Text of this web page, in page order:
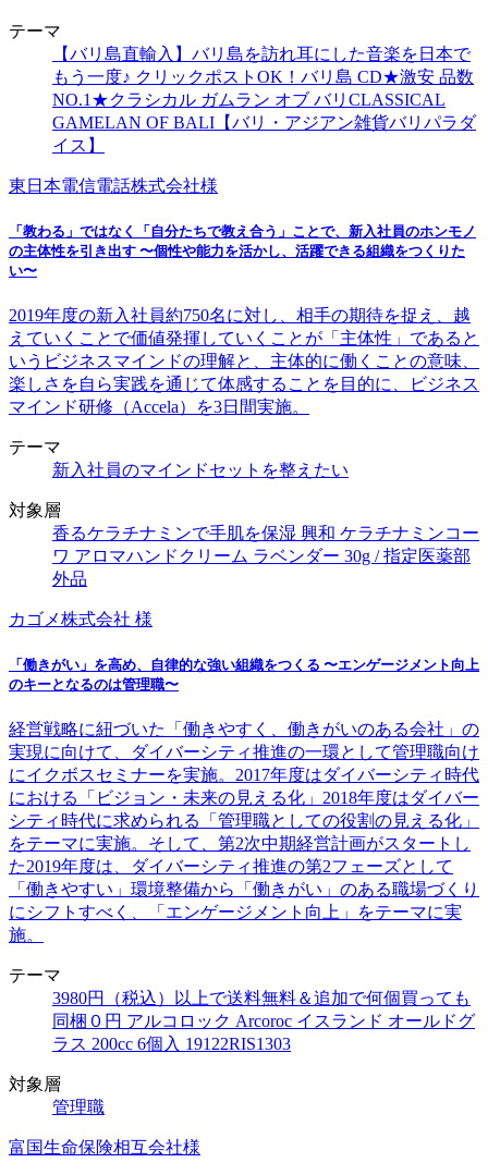
テーマ
【バリ島直輸入】バリ島を訪れ耳にした音楽を日本で
もう一度♪ クリックポストOK！バリ島 CD★激安 品数
NO.1★クラシカル ガムラン オブ バリCLASSICAL
GAMELAN OF BALI【バリ・アジアン雑貨バリパラダ
イス】
東日本電信電話株式会社様
「教わる」ではなく「自分たちで教え合う」ことで、新入社員のホンモノ
の主体性を引き出す 〜個性や能力を活かし、活躍できる組織をつくりた
い〜
2019年度の新入社員約750名に対し、相手の期待を捉え、越
えていくことで価値発揮していくことが「主体性」であると
いうビジネスマインドの理解と、主体的に働くことの意味、
楽しさを自ら実践を通じて体感することを目的に、ビジネス
マインド研修（Accela）を3日間実施。
テーマ
新入社員のマインドセットを整えたい
対象層
香るケラチナミンで手肌を保湿 興和 ケラチナミンコー
ワ アロマハンドクリーム ラベンダー 30g / 指定医薬部
外品
カゴメ株式会社 様
「働きがい」を高め、自律的な強い組織をつくる 〜エンゲージメント向上
のキーとなるのは管理職〜
経営戦略に紐づいた「働きやすく、働きがいのある会社」の
実現に向けて、ダイバーシティ推進の一環として管理職向け
にイクボスセミナーを実施。2017年度はダイバーシティ時代
における「ビジョン・未来の見える化」2018年度はダイバー
シティ時代に求められる「管理職としての役割の見える化」
をテーマに実施。そして、第2次中期経営計画がスタートし
た2019年度は、ダイバーシティ推進の第2フェーズとして
「働きやすい」環境整備から「働きがい」のある職場づくり
にシフトすべく、「エンゲージメント向上」をテーマに実
施。
テーマ
3980円（税込）以上で送料無料＆追加で何個買っても
同梱０円 アルコロック Arcoroc イスランド オールドグ
ラス 200cc 6個入 19122RIS1303
対象層
管理職
富国生命保険相互会社様